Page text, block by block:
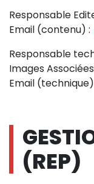
Responsable
Email (contenu) :
Responsable
Images Associées
Email
(REP)